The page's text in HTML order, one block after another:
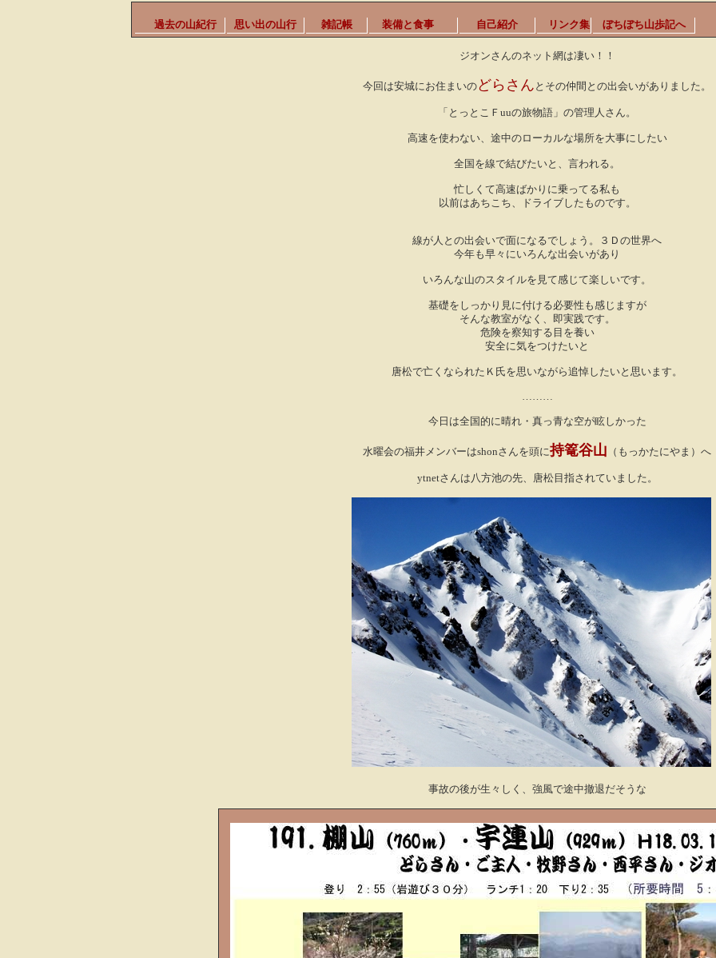
過去の山紀行 思い出の山行 雑記帳 装備と食事 自己紹介 リンク集 ぼちぼち山歩記へ
ジオンさんのネット網は凄い！！
今回は安城にお住まいの どらさん とその仲間との出会いがありました。
「とっとこＦuuの旅物語」の管理人さん。
高速を使わない、途中のローカルな場所を大事にしたい
全国を線で結びたいと、言われる。
忙しくて高速ばかりに乗ってる私も
以前はあちこち、ドライブしたものです。
線が人との出会いで面になるでしょう。３Ｄの世界へ
今年も早々にいろんな出会いがあり
いろんな山のスタイルを見て感じて楽しいです。
基礎をしっかり見に付ける必要性も感じますが
そんな教室がなく、即実践です。
危険を察知する目を養い
安全に気をつけたいと
唐松で亡くなられたＫ氏を思いながら追悼したいと思います。
………
今日は全国的に晴れ・真っ青な空が眩しかった
水曜会の福井メンバーはshonさんを頭に持篭谷山 （もっかたにやま）へ
ytnetさんは八方池の先、唐松目指されていました。
事故の後が生々しく、強風で途中撤退だそうな